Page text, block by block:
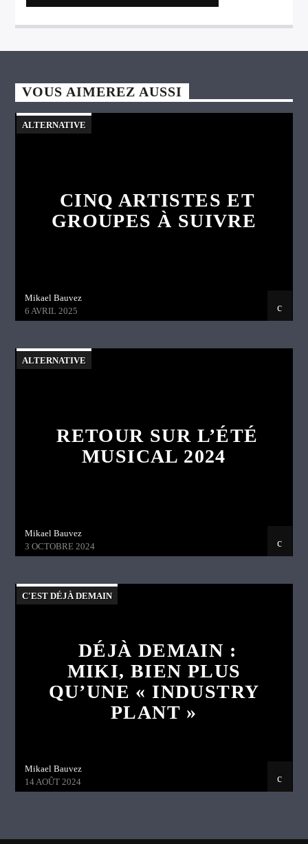
VOUS AIMEREZ AUSSI
ALTERNATIVE
CINQ ARTISTES ET
GROUPES À SUIVRE
Mikael Bauvez
6 AVRIL 2025
ALTERNATIVE
RETOUR SUR L’ÉTÉ
MUSICAL 2024
Mikael Bauvez
3 OCTOBRE 2024
C'EST DÉJÀ DEMAIN
DÉJÀ DEMAIN :
MIKI, BIEN PLUS
QU’UNE « INDUSTRY
PLANT »
Mikael Bauvez
14 AOÛT 2024